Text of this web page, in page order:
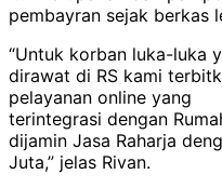
pembayran sejak berkas
“Untuk korban luka-luka
dirawat di RS kami
pelayanan online yang
terintegrasi dengan
dijamin Jasa Raharja
Juta,” jelas Rivan.